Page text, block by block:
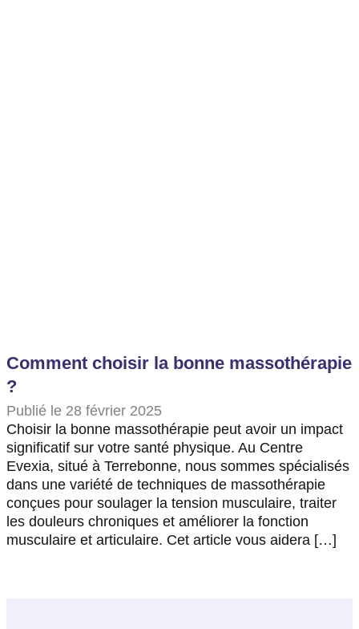
Comment choisir la bonne massothérapie
?
Publié le 28 février 2025
Choisir la bonne massothérapie peut avoir un impact
significatif sur votre santé physique. Au Centre
Evexia, situé à Terrebonne, nous sommes spécialisés
dans une variété de techniques de massothérapie
conçues pour soulager la tension musculaire, traiter
les douleurs chroniques et améliorer la fonction
musculaire et articulaire. Cet article vous aidera […]